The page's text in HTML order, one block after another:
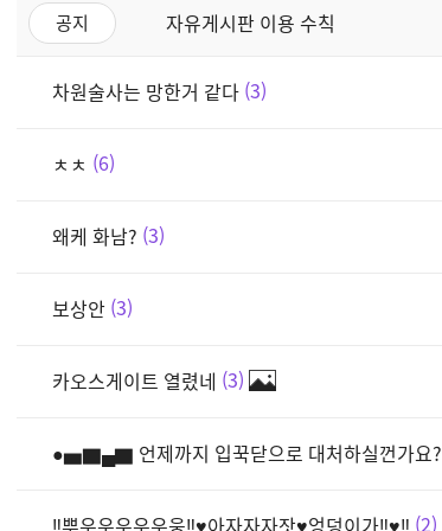
공지 자유게시판 이용 수칙
차원술사는 망한거 같다 3
ㅊㅊ 6
왜케 화남? 3
보상안 3
카오스게이트 열렸네 3
●▅▇▄▇ 언제까지 입꾹닫으로 대처하실껀가요?
‼뿌우우우우우웅‼♥아자자자잣♥엉덩이가‼♥‼ 2